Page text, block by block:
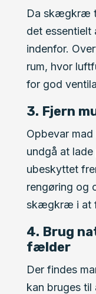
Da skægkræ
det essentielt
indenfor.
rum, hvor
for god
3. Fjern
Opbevar
undgå at
ubeskyttet
rengøring og
skægkræ i at
4. Brug
fælder
Der findes
kan bruges